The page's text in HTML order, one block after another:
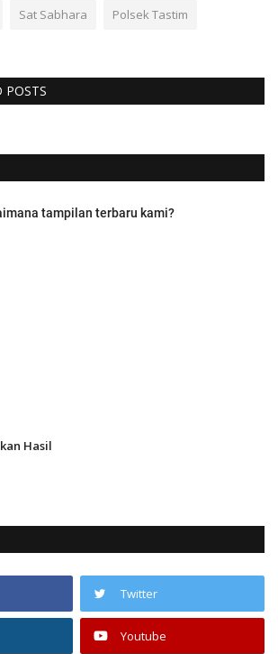
Sat Sabhara Polsek Tastim
POSTS
tampilan terbaru kami?
Hasil
Twitter
Youtube